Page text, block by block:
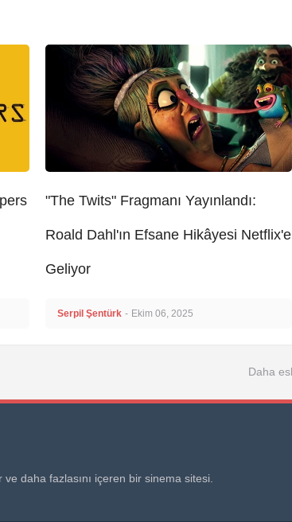
"The Twits" Fragmanı Yayınlandı:
Roald Dahl'ın Efsane Hikâyesi Netflix'e
Geliyor
Serpil Şentürk - Ekim 06, 2025
Daha
daha fazlasını içeren bir sinema sitesi.